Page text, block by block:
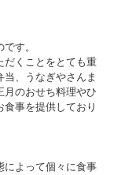
す。
だくことをとても重
、うなぎやさんま
月のおせち料理やひ
事を提供しており
によって個々に食事